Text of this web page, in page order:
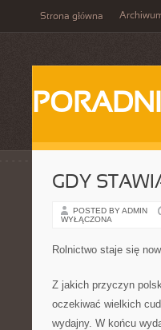
Strona główna
GDY
POSTED BY ADMIN
WYŁĄCZONA
Rolnictwo staje się
Z jakich przyczyn
oczekiwać wielkich
wydajny. W końcu